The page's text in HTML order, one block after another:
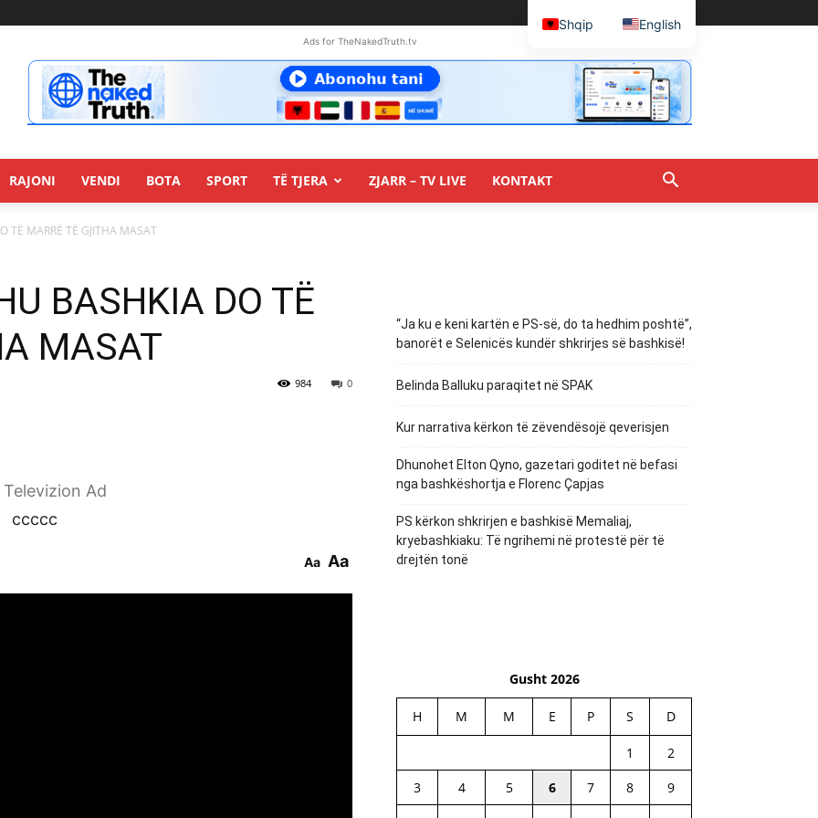
Ads for TheNakedTruth.tv
RAJONI VENDI BOTA SPORT TË TJERA ZJARR – TV LIVE KONTAKT
TË MARRË TË GJITHA MASAT
BASHKIA DO TË
MASAT
0
984
Ad
ccccc
Aa Aa
“Ja ku e keni kartën e PS-së, do ta hedhim poshtë”,
banorët e Selenicës kundër shkrirjes së bashkisë!
Belinda Balluku paraqitet në SPAK
Kur narrativa kërkon të zëvendësojë qeverisjen
Dhunohet Elton Qyno, gazetari goditet në befasi
nga bashkëshortja e Florenc Çapjas
PS kërkon shkrirjen e bashkisë Memaliaj,
kryebashkiaku: Të ngrihemi në protestë për të
drejtën tonë
Gusht 2026
H M M E P S D
1
2
3
4 5 6 7 8
9
Shqip English